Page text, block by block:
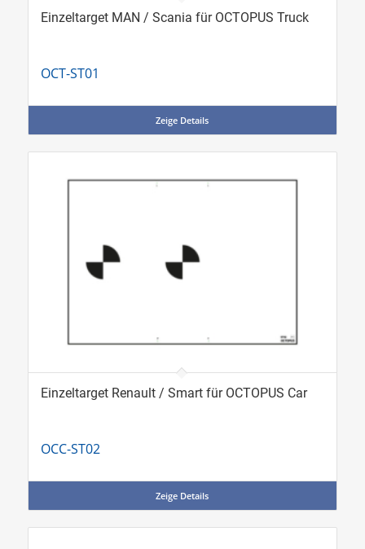
Einzeltarget MAN / Scania für OCTOPUS Truck
OCT-ST01
Zeige Details
Einzeltarget Renault / Smart für OCTOPUS Car
OCC-ST02
Zeige Details